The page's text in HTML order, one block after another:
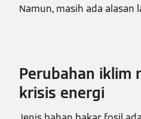
Namun, masih ada alasan
Perubahan iklim
krisis energi